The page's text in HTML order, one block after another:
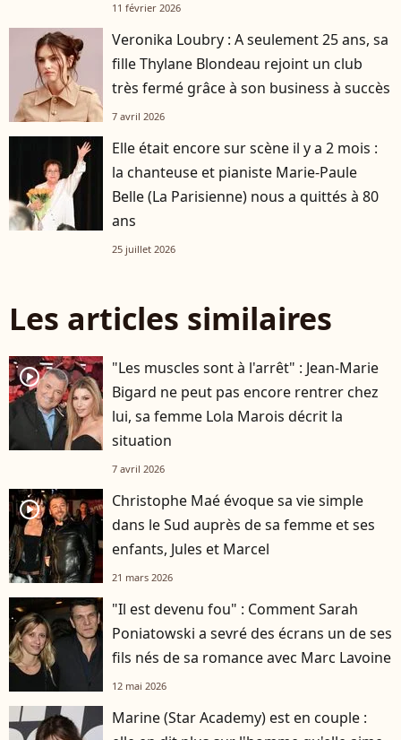
11 février 2026
Veronika Loubry : A seulement 25 ans, sa
fille Thylane Blondeau rejoint un club
très fermé grâce à son business à succès
7 avril 2026
Elle était encore sur scène il y a 2 mois :
la chanteuse et pianiste Marie-Paule
Belle (La Parisienne) nous a quittés à 80
ans
25 juillet 2026
Les articles similaires
player2
"Les muscles sont à l'arrêt" : Jean-Marie
Bigard ne peut pas encore rentrer chez
lui, sa femme Lola Marois décrit la
situation
7 avril 2026
player2
Christophe Maé évoque sa vie simple
dans le Sud auprès de sa femme et ses
enfants, Jules et Marcel
21 mars 2026
"Il est devenu fou" : Comment Sarah
Poniatowski a sevré des écrans un de ses
fils nés de sa romance avec Marc Lavoine
12 mai 2026
Marine (Star Academy) est en couple :